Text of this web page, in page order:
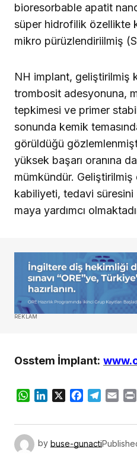
bioresorbable apa­tit
süper hidrofilik özellikte
mikro pürüz­lendiriilmiş
NH implant, geliştirilmiş
trombosit adesyonuna,
tepkimesi ve primer
sonunda kemik
görüldüğü
yüksek başarı oranına
mümkündür.
kabiliyeti, tedavi
maya yardımcı
REKLAM
Osstem İmplant:
WhatsApp
LinkedIn
X Facebook
Telegram
Email
by buse-gunacti